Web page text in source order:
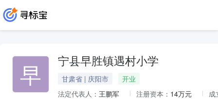
早 宁县早胜镇遇村小学
甘肃省 | 庆阳市
开业
法定代表人： 王鹏军 注册资本： 14万元
成